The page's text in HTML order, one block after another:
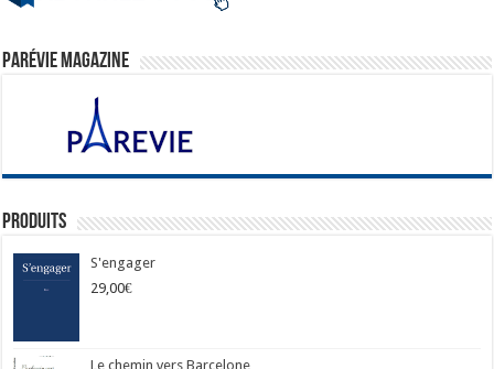
ParéVie Magazine
Produits
S'engager
29,00€
Le chemin vers Barcelone